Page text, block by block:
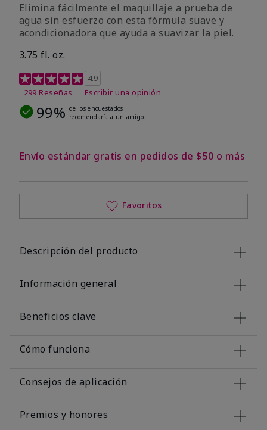
Elimina fácilmente el maquillaje a prueba de
agua sin esfuerzo con esta fórmula suave y
acondicionadora que ayuda a suavizar la piel.
3.75 fl. oz.
Calificación de clientes de 4,8 de 5
4.9
299 Reseñas
Escribir una opinión
99% de los encuestados
recomendaría a un amigo.
Envío estándar gratis en pedidos de $50 o más
Favoritos
Descripción del producto
Información general
Beneficios clave
Cómo funciona
Consejos de aplicación
Premios y honores